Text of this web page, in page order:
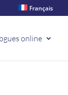
Français
online